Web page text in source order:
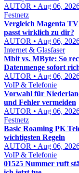
AUTOR • Aug 06,
Festnetz
Vergleich Magenta
passt wirklich zu dir?
AUTOR • Aug 06,
Internet & Glasfaser
Mbit vs. MByte: So
Datenmenge sofort
AUTOR • Aug 06,
VoIP & Telefonie
Vorwahl für
und Fehler vermeiden
AUTOR • Aug 06,
Festnetz
Basic Roaming PK
wichtigsten Regeln
AUTOR • Aug 06,
VoIP & Telefonie
01525 Nummer ruft